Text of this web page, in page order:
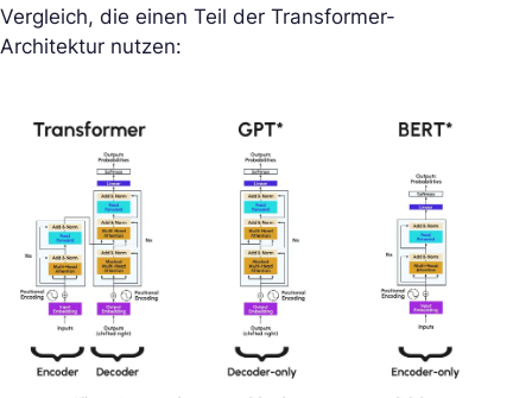
Vergleich, die einen Teil der Transformer-
Architektur nutzen: